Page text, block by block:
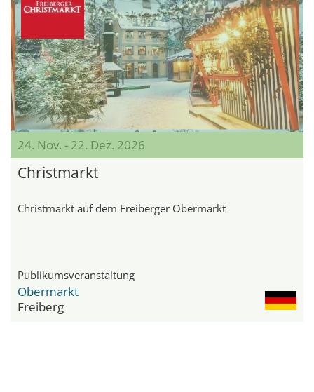
24. Nov. - 22. Dez. 2026
Christmarkt
Christmarkt auf dem Freiberger Obermarkt
Publikumsveranstaltung
Obermarkt
Freiberg